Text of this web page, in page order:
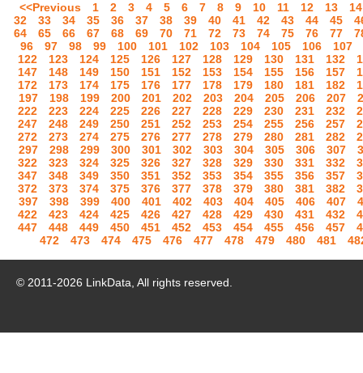
<<Previous 1 2 3 4 5 6 7 8 9 10 11 12 13
14
32
33 34 35 36 37 38 39 40 41 42 43 44 45
64
65 66 67 68 69 70 71 72 73 74 75 76 77
96
97 98 99 100 101 102 103 104 105 106
107
122
123 124 125 126 127 128 129 130 131 132
147
148 149 150 151 152 153 154 155 156 157
172
173 174 175 176 177 178 179 180 181 182
197
198 199 200 201 202 203 204 205 206 207
222
223 224 225 226 227 228 229 230 231 232
247
248 249 250 251 252 253 254 255 256 257
272
273 274 275 276 277 278 279 280 281 282
297
298 299 300 301 302 303 304 305 306 307
322
323 324 325 326 327 328 329 330 331 332
347
348 349 350 351 352 353 354 355 356 357
372
373 374 375 376 377 378 379 380 381 382
397
398 399 400 401 402 403 404 405 406 407
422
423 424 425 426 427 428 429 430 431 432
447
448 449 450 451 452 453 454 455 456 457
472
473 474 475 476 477 478 479 480 481
© 2011-2026 LinkData, All rights reserved.